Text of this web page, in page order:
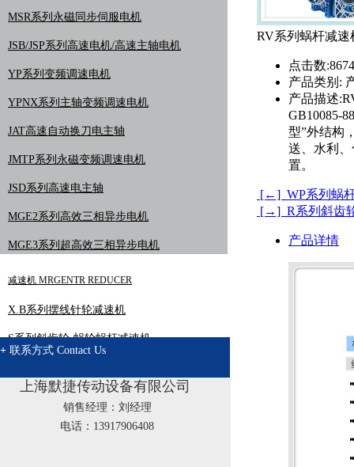
RV系列蜗杆减速
点击数:8674
产品类别:
产品描述:
GB10085-
型”外结构
送、水利
置。
[←] WP系列蜗
[→] R系列斜齿
产品详情
MSR系列永磁同步伺服电机
JSB/JSP系列高速电机/高速主轴电机
YP系列变频调速电机
YPNX系列主轴变频调速电机
JAT高速自动换刀电主轴
JMTP系列永磁变频调速电机
JSD系列高速电主轴
MGE2系列高效三相异步电机
MGE3系列超高效三相异步电机
减速机 MRGENTR REDUCER
X.B系列摆线针轮减速机
S系列斜齿轮-蜗轮蜗杆减速机
K系列斜齿轮-螺旋伞齿轮减速机
WP系列蜗杆蜗轮减速机
+ 联系方式 Contact Us
上海默捷传动设备有限公司
销售经理：刘经理
电话：13917906408